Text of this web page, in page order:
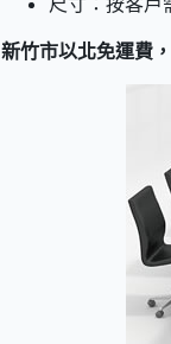
新竹市以北免運費